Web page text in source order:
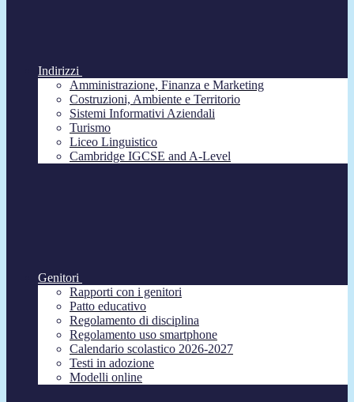
Indirizzi
Amministrazione, Finanza e Marketing
Costruzioni, Ambiente e Territorio
Sistemi Informativi Aziendali
Turismo
Liceo Linguistico
Cambridge IGCSE and A-Level
Genitori
Rapporti con i genitori
Patto educativo
Regolamento di disciplina
Regolamento uso smartphone
Calendario scolastico 2026-2027
Testi in adozione
Modelli online